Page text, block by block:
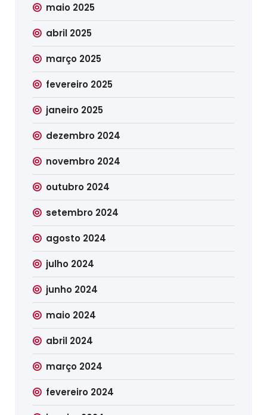
maio 2025
abril 2025
março 2025
fevereiro 2025
janeiro 2025
dezembro 2024
novembro 2024
outubro 2024
setembro 2024
agosto 2024
julho 2024
junho 2024
maio 2024
abril 2024
março 2024
fevereiro 2024